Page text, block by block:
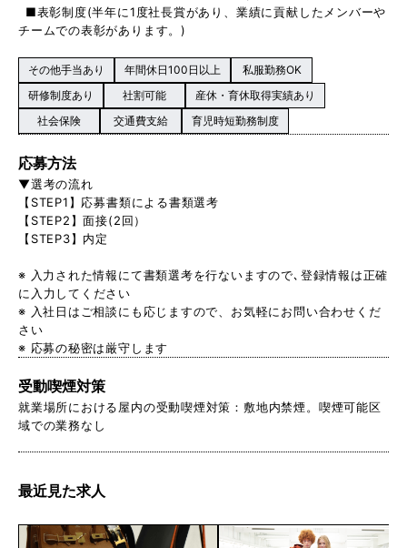
■表彰制度(半年に1度社長賞があり、業績に貢献したメンバーや
チームでの表彰があります。)
その他手当あり 年間休日100日以上
私服勤務OK
研修制度あり
社割可能
産休・育休取得実績あり
社会保険
交通費支給 育児時短勤務制度
応募方法
▼選考の流れ
【STEP1】応募書類による書類選考
【STEP2】面接(2回）
【STEP3】内定
※ 入力された情報にて書類選考を行ないますので､登録情報は正確
に入力してください
※ 入社日はご相談にも応じますので、お気軽にお問い合わせくだ
さい
※ 応募の秘密は厳守します
受動喫煙対策
就業場所における屋内の受動喫煙対策：敷地内禁煙。喫煙可能区
域での業務なし
最近見た求人